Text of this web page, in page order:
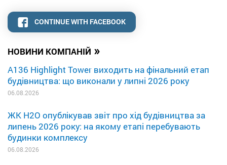
НОВИНИ КОМПАНІЙ »
A136 Highlight Tower виходить на фінальний етап
будівництва: що виконали у липні 2026 року
06.08.2026
ЖК H2O опублікував звіт про хід будівництва за
липень 2026 року: на якому етапі перебувають
будинки комплексу
06.08.2026
CONTINUE WITH FACEBOOK